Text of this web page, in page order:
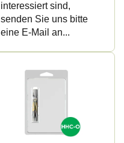
interessiert sind,
senden Sie uns bitte
eine E-Mail an...